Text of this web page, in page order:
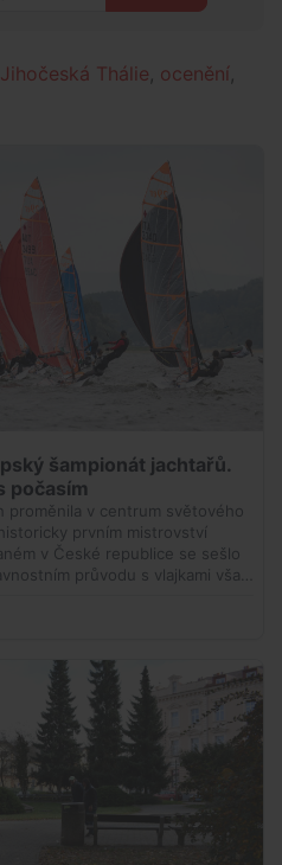
Jihočeská Thálie, ocenění,